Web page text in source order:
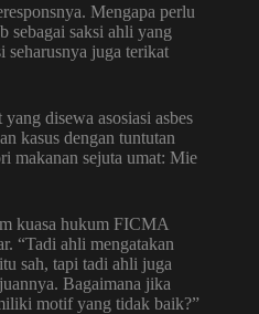
Mengapa perlu
sebagai saksi ahli yang
juga terikat
disewa asosiasi asbes
kasus dengan tuntutan
makanan sejuta umat: Mie
kuasa hukum FICMA
“Tadi ahli mengatakan
sah, tapi tadi ahli juga
Bagaimana jika
motif yang tidak baik?”